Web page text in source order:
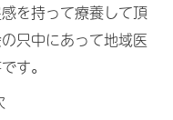
を持って療養して頂
只中にあって地域医
す。